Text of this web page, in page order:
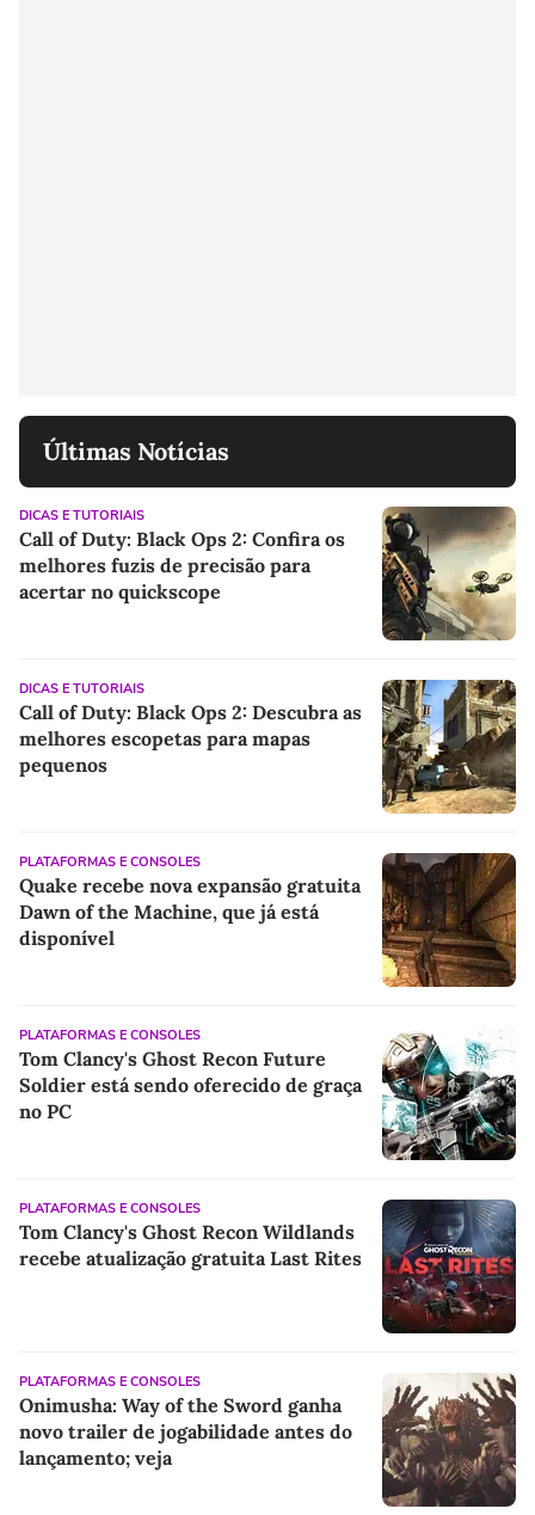
Últimas Notícias
DICAS E TUTORIAIS
Call of Duty: Black Ops 2: Confira os
melhores fuzis de precisão para
acertar no quickscope
DICAS E TUTORIAIS
Call of Duty: Black Ops 2: Descubra as
melhores escopetas para mapas
pequenos
PLATAFORMAS E CONSOLES
Quake recebe nova expansão gratuita
Dawn of the Machine, que já está
disponível
PLATAFORMAS E CONSOLES
Tom Clancy's Ghost Recon Future
Soldier está sendo oferecido de graça
no PC
PLATAFORMAS E CONSOLES
Tom Clancy's Ghost Recon Wildlands
recebe atualização gratuita Last Rites
PLATAFORMAS E CONSOLES
Onimusha: Way of the Sword ganha
novo trailer de jogabilidade antes do
lançamento; veja